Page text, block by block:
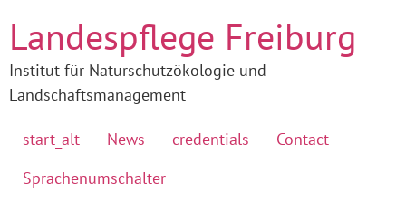
Landespflege Freiburg
Institut für Naturschutzökologie und
Landschaftsmanagement
start_alt News credentials
Contact
Sprachenumschalter